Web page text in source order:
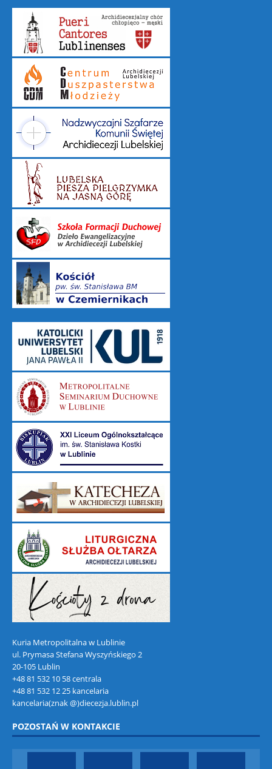
Kuria Metropolitalna w Lublinie
ul. Prymasa Stefana Wyszyńskiego 2
20-105 Lublin
+48 81 532 10 58 centrala
+48 81 532 12 25 kancelaria
kancelaria(znak @)diecezja.lublin.pl
POZOSTAŃ W KONTAKCIE